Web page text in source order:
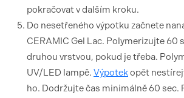
pokračovat v dalším kroku.
Do nesetřeného výpotku začnete
CERAMIC Gel Lac. Polymerizujte 60
druhou vrstvou, pokud je třeba.
UV/LED lampě. Výpotekopět
ho. Dodržujte čas minimálně 60 sec.